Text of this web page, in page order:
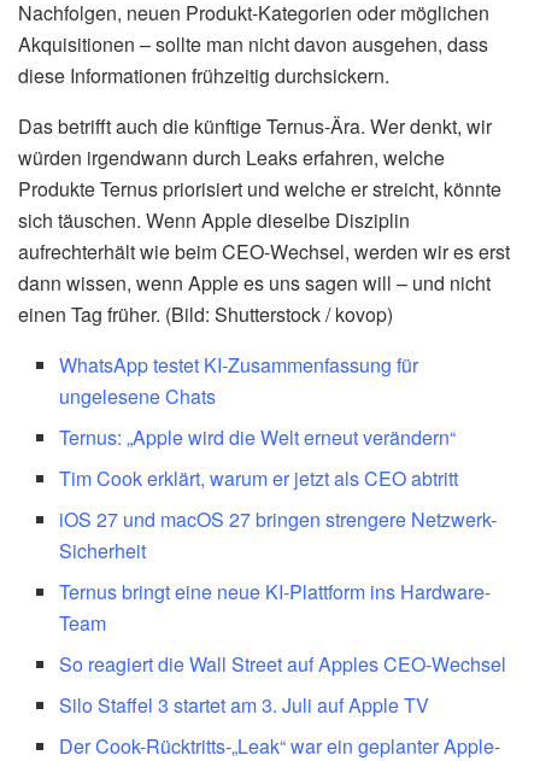
Nachfolgen, neuen Produkt-Kategorien oder möglichen
Akquisitionen – sollte man nicht davon ausgehen, dass
diese Informationen frühzeitig durchsickern.
Das betrifft auch die künftige Ternus-Ära. Wer denkt, wir
würden irgendwann durch Leaks erfahren, welche
Produkte Ternus priorisiert und welche er streicht, könnte
sich täuschen. Wenn Apple dieselbe Disziplin
aufrechterhält wie beim CEO-Wechsel, werden wir es erst
dann wissen, wenn Apple es uns sagen will – und nicht
einen Tag früher. (Bild: Shutterstock / kovop)
WhatsApp testet KI-Zusammenfassung für
ungelesene Chats
Ternus: „Apple wird die Welt erneut verändern“
Tim Cook erklärt, warum er jetzt als CEO abtritt
iOS 27 und macOS 27 bringen strengere Netzwerk-
Sicherheit
Ternus bringt eine neue KI-Plattform ins Hardware-
Team
So reagiert die Wall Street auf Apples CEO-Wechsel
Silo Staffel 3 startet am 3. Juli auf Apple TV
Der Cook-Rücktritts-„Leak“ war ein geplanter Apple-